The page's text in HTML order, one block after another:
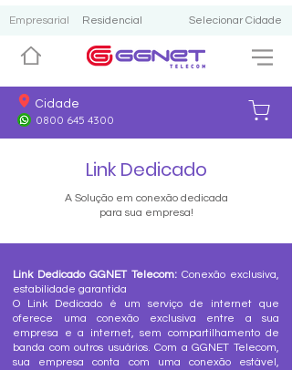
Empresarial Residencial Selecionar Cidade
Cidade
0800 645 4300
Link Dedicado
A Solução em conexão dedicada
para sua empresa!
Link Dedicado GGNET Telecom: Conexão exclusiva,
estabilidade garantida
O Link Dedicado é um serviço de internet que
oferece uma conexão exclusiva entre a sua
empresa e a internet, sem compartilhamento de
banda com outros usuários. Com a GGNET Telecom,
sua empresa conta com uma conexão estável,